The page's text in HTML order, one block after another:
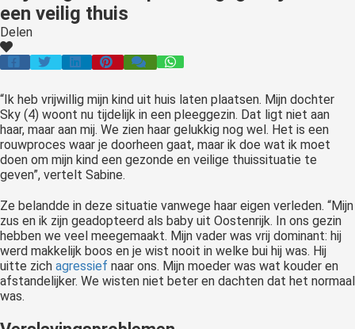
een veilig thuis
Delen
“Ik heb vrijwillig mijn kind uit huis laten plaatsen. Mijn dochter
Sky (4) woont nu tijdelijk in een pleeggezin. Dat ligt niet aan
haar, maar aan mij. We zien haar gelukkig nog wel. Het is een
rouwproces waar je doorheen gaat, maar ik doe wat ik moet
doen om mijn kind een gezonde en veilige thuissituatie te
geven”, vertelt Sabine.
Ze belandde in deze situatie vanwege haar eigen verleden. “Mijn
zus en ik zijn geadopteerd als baby uit Oostenrijk. In ons gezin
hebben we veel meegemaakt. Mijn vader was vrij dominant: hij
werd makkelijk boos en je wist nooit in welke bui hij was. Hij
uitte zich agressief naar ons. Mijn moeder was wat kouder en
afstandelijker. We wisten niet beter en dachten dat het normaal
was.